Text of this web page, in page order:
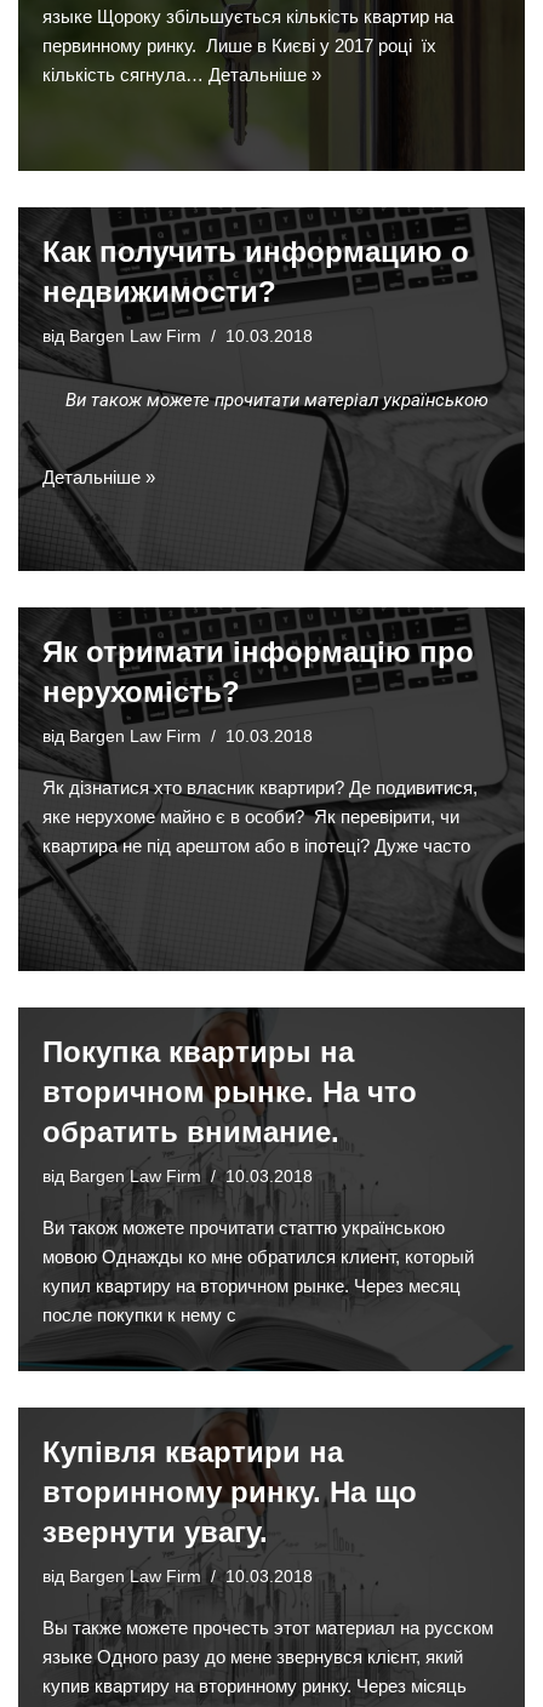
языке Щороку збільшується кількість квартир на
первинному ринку. Лише в Києві у 2017 році їх
кількість сягнула… Детальніше »
Как получить информацию о
недвижимости?
від Bargen Law Firm 10.03.2018
Ви також можете прочитати матеріал українською
Детальніше »
Як отримати інформацію про
нерухомість?
від Bargen Law Firm 10.03.2018
Як дізнатися хто власник квартири? Де подивитися,
яке нерухоме майно є в особи? Як перевірити, чи
квартира не під арештом або в іпотеці? Дуже часто
Покупка квартиры на
вторичном рынке. На что
обратить внимание.
від Bargen Law Firm 10.03.2018
Ви також можете прочитати статтю українською
мовою Однажды ко мне обратился клиент, который
купил квартиру на вторичном рынке. Через месяц
после покупки к нему с
Купівля квартири на
вторинному ринку. На що
звернути увагу.
від Bargen Law Firm 10.03.2018
Вы также можете прочесть этот материал на русском
языке Одного разу до мене звернувся клієнт, який
купив квартиру на вторинному ринку. Через місяць